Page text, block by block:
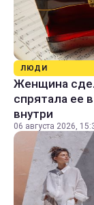
ЛЮДИ
Женщина
спрятала ее
внутри
06 августа 2026,